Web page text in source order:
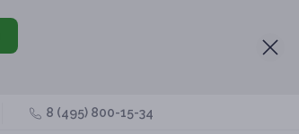
8 (495) 800-15-34